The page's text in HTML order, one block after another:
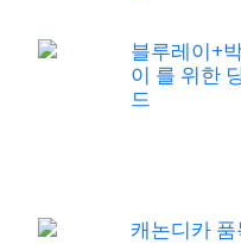
블루레이+
이 를 위한
드
캐논디카